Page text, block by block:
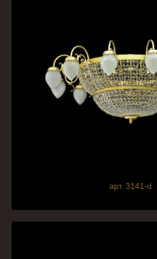
арт. 3141-d